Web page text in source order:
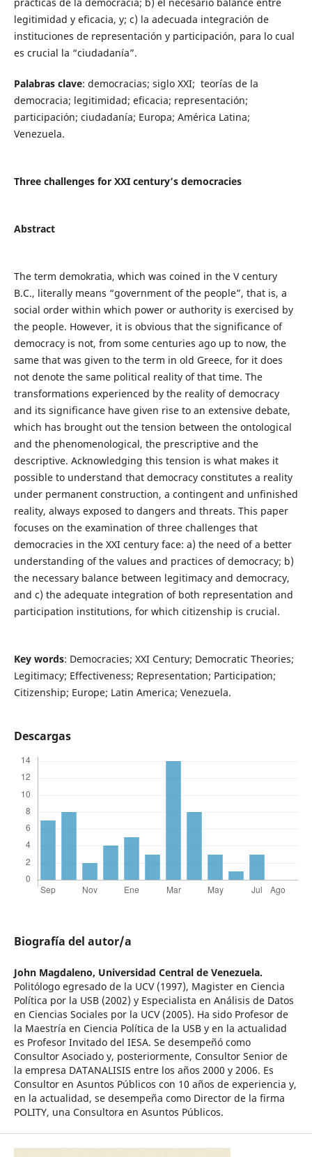
legitimidad y eficacia, y; c) la adecuada integración de
instituciones de representación y participación, para lo cual
es crucial la “ciudadanía”.
Palabras clave: democracias; siglo XXI; teorías de la
democracia; legitimidad; eficacia; representación;
participación; ciudadanía; Europa; América Latina;
Venezuela.
Three challenges for XXI century’s democracies
Abstract
The term demokratia, which was coined in the V century
B.C., literally means “government of the people”, that is, a
social order within which power or authority is exercised by
the people. However, it is obvious that the significance of
democracy is not, from some centuries ago up to now, the
same that was given to the term in old Greece, for it does
not denote the same political reality of that time. The
transformations experienced by the reality of democracy
and its significance have given rise to an extensive debate,
which has brought out the tension between the ontological
and the phenomenological, the prescriptive and the
descriptive. Acknowledging this tension is what makes it
possible to understand that democracy constitutes a reality
under permanent construction, a contingent and unfinished
reality, always exposed to dangers and threats. This paper
focuses on the examination of three challenges that
democracies in the XXI century face: a) the need of a better
understanding of the values and practices of democracy; b)
the necessary balance between legitimacy and democracy,
and c) the adequate integration of both representation and
participation institutions, for which citizenship is crucial.
Key words: Democracies; XXI Century; Democratic Theories;
Legitimacy; Effectiveness; Representation; Participation;
Citizenship; Europe; Latin America; Venezuela.
Descargas
Biografía del autor/a
John Magdaleno, Universidad Central de Venezuela.
Politólogo egresado de la UCV (1997), Magister en Ciencia
Política por la USB (2002) y Especialista en Análisis de Datos
en Ciencias Sociales por la UCV (2005). Ha sido Profesor de
la Maestría en Ciencia Política de la USB y en la actualidad
es Profesor Invitado del IESA. Se desempeñó como
Consultor Asociado y, posteriormente, Consultor Senior de
la empresa DATANALISIS entre los años 2000 y 2006. Es
Consultor en Asuntos Públicos con 10 años de experiencia y,
en la actualidad, se desempeña como Director de la firma
POLITY, una Consultora en Asuntos Públicos.